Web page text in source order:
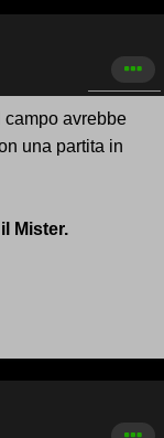
campo avrebbe
una partita in
Mister.